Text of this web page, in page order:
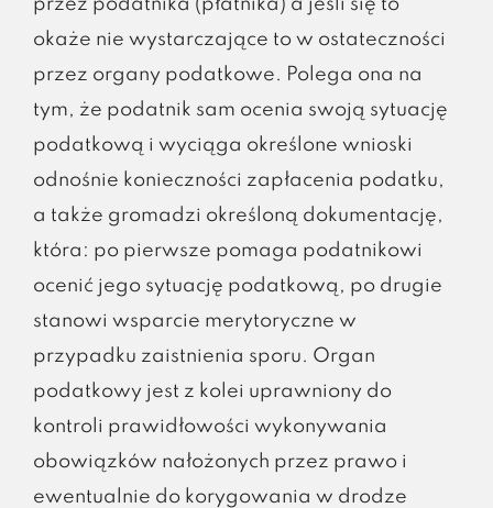
okaże nie wystarczające to w ostateczności
przez organy podatkowe. Polega ona na
tym, że podatnik sam ocenia swoją sytuację
podatkową i wyciąga określone wnioski
odnośnie konieczności zapłacenia podatku,
a także gromadzi określoną dokumentację,
która: po pierwsze pomaga podatnikowi
ocenić jego sytuację podatkową, po drugie
stanowi wsparcie merytoryczne w
przypadku zaistnienia sporu. Organ
podatkowy jest z kolei uprawniony do
kontroli prawidłowości wykonywania
obowiązków nałożonych przez prawo i
ewentualnie do korygowania w drodze